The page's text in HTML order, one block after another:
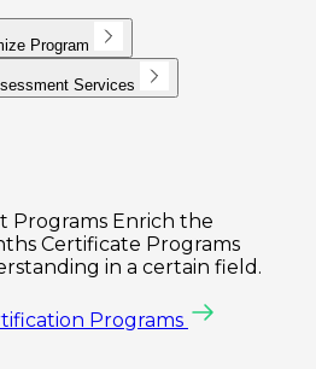
Program
Services
Programs Enrich the
Certificate Programs
in a certain field.
Programs